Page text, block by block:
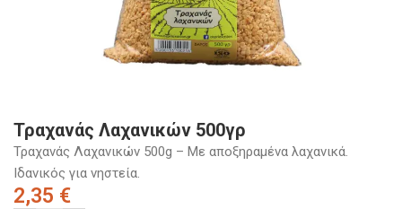
Τραχανάς Λαχανικών 500γρ
Τραχανάς Λαχανικών 500g – Με αποξηραμένα λαχανικά.
Ιδανικός για νηστεία.
2,35 €